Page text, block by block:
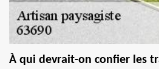
À qui devrait-on confier les